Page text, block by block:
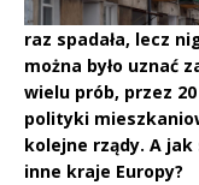
raz spadała, lecz
można było uznać
wielu prób, przez
polityki
kolejne rządy. A
inne kraje Europy?